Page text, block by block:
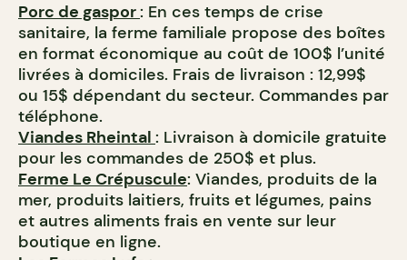
Porc de gaspor: En ces temps de crise
sanitaire, la ferme familiale propose des boîtes
en format économique au coût de 100$ l’unité
livrées à domiciles. Frais de livraison : 12,99$
ou 15$ dépendant du secteur. Commandes par
téléphone.
Viandes Rheintal : Livraison à domicile gratuite
pour les commandes de 250$ et plus.
Ferme Le Crépuscule: Viandes, produits de la
mer, produits laitiers, fruits et légumes, pains
et autres aliments frais en vente sur leur
boutique en ligne.